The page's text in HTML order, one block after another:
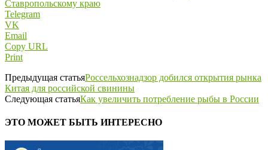
Ставропольскому краю
Telegram
VK
Email
Copy URL
Print
Предыдущая статьяРоссельхознадзор добился открытия рынка
Китая для российской свинины
Следующая статьяКак увеличить потребление рыбы в России
ЭТО МОЖЕТ БЫТЬ ИНТЕРЕСНО